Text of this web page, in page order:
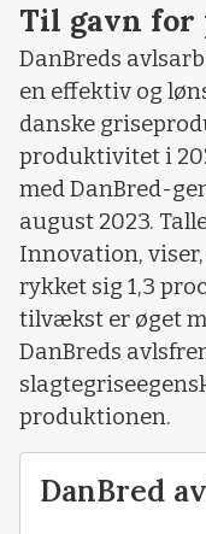
Til gavn for
DanBreds
en effektiv og
danske
produktivitet i
med DanBred-
august 2023.
Innovation,
rykket sig 1,3
tilvækst er øget
DanBreds
produktionen.
DanBred